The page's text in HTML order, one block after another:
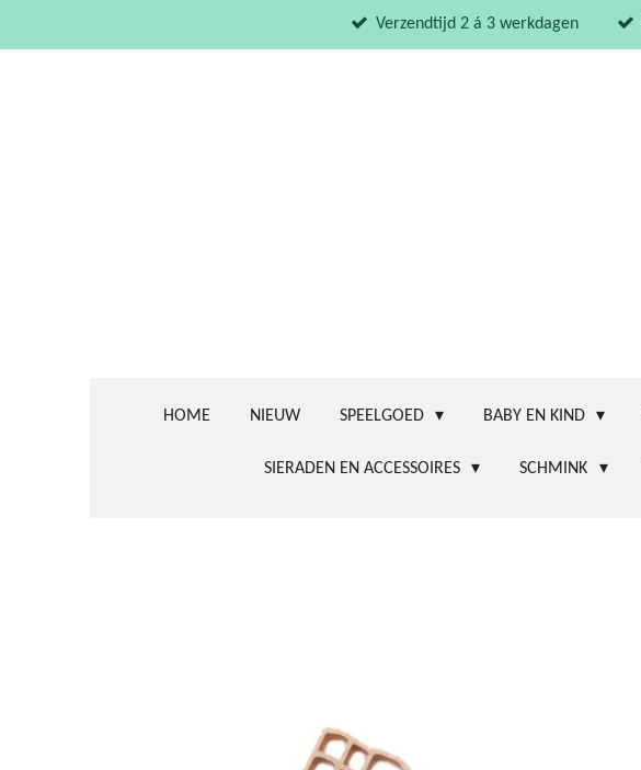
direct
Verzendtijd 2 á 3 werkdagen
HOME NIEUW SPEELGOED BABY EN KIND
SIERADEN EN ACCESSOIRES SCHMINK